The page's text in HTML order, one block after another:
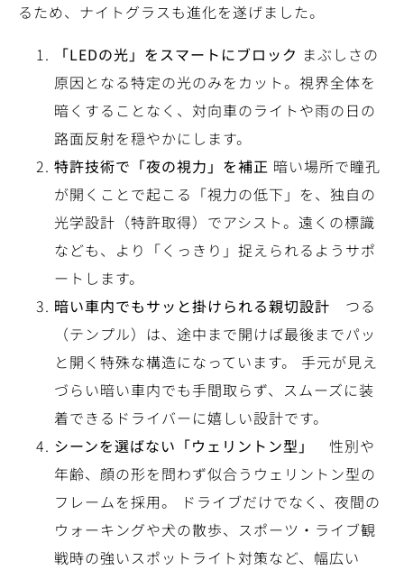
るため、ナイトグラスも進化を遂げました。
「LEDの光」をスマートにブロック まぶしさの
原因となる特定の光のみをカット。視界全体を
暗くすることなく、対向車のライトや雨の日の
路面反射を穏やかにします。
特許技術で「夜の視力」を補正 暗い場所で瞳孔
が開くことで起こる「視力の低下」を、独自の
光学設計（特許取得）でアシスト。遠くの標識
なども、より「くっきり」捉えられるようサポ
ートします。
暗い車内でもサッと掛けられる親切設計 つる
（テンプル）は、途中まで開けば最後までパッ
と開く特殊な構造になっています。 手元が見え
づらい暗い車内でも手間取らず、スムーズに装
着できるドライバーに嬉しい設計です。
シーンを選ばない「ウェリントン型」
性別や
年齢、顔の形を問わず似合うウェリントン型の
フレームを採用。 ドライブだけでなく、夜間の
ウォーキングや犬の散歩、スポーツ・ライブ観
戦時の強いスポットライト対策など、幅広い